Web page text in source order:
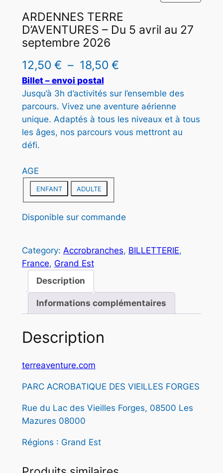
R
M
ARDENNES TERRE
D’AVENTURES – Du 5 avril au 27
septembre 2026
12,50 € – 18,50 €P
a
g
e
i
1
2
à
Billet – envoi postal
Jusqu’à 3h d’activités sur l’ensemble des
parcours. Vivez une aventure aérienne
unique. Adaptés à tous les niveaux et à tous
les âges, nos parcours vous mettront au
défi.
AGE
ENFANT ADULTE
Disponible sur commande
Category: Accrobranches, BILLETTERIE
France, Grand Est
Description
Informations complémentaires
Description
terreaventure.com
PARC ACROBATIQUE DES VIEILLES FORGES
Rue du Lac des Vieilles Forges, 08500 Les
Mazures 08000
Régions : Grand Est